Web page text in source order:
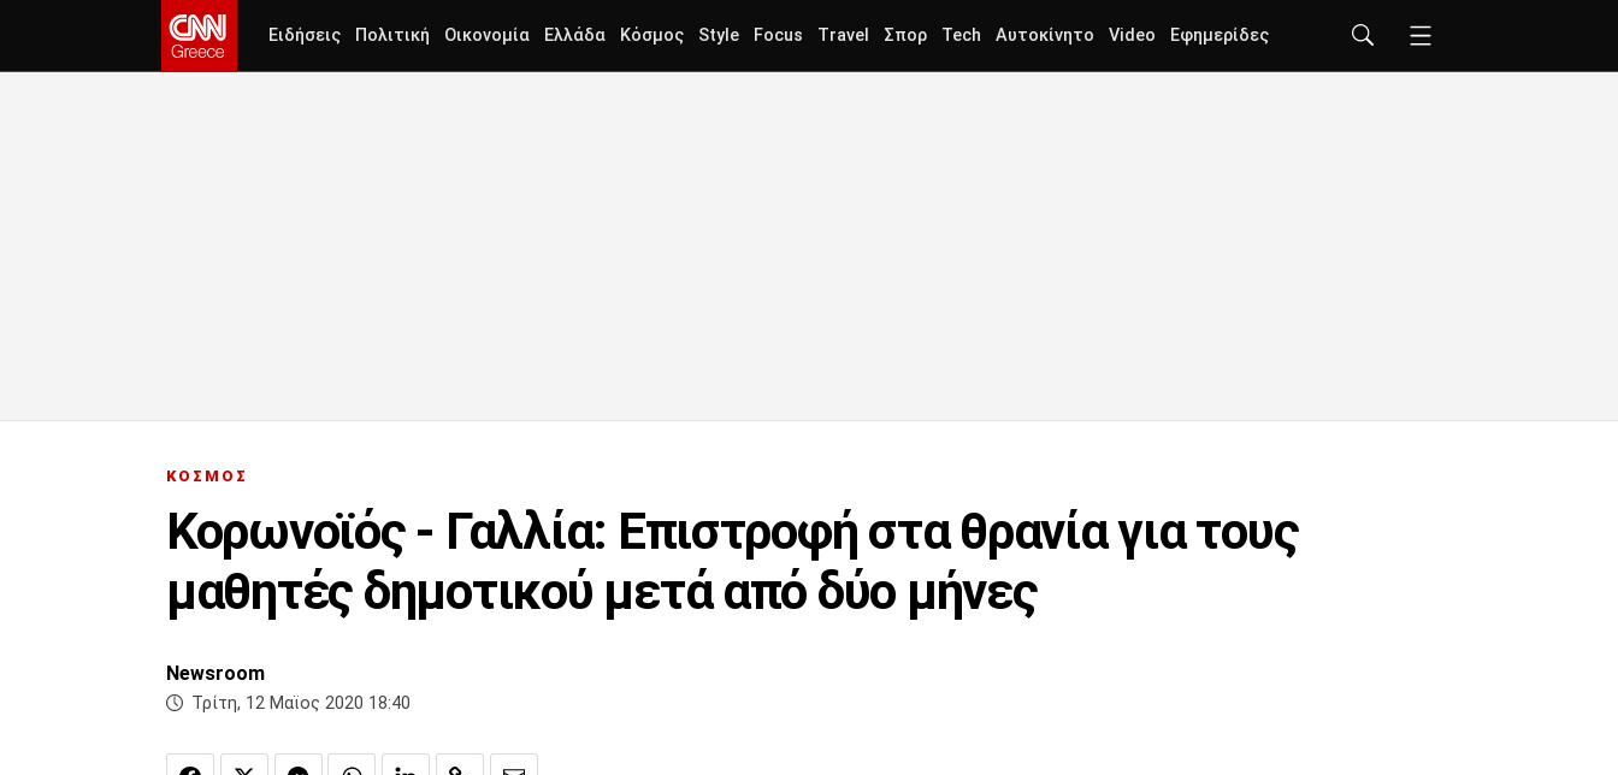
Ειδήσεις Πολιτική Οικονομία Ελλάδα Κόσμος Style Focus Travel Σπορ Tech Αυτοκίνητο Video Εφημερίδες
ΚΟΣΜΟΣ
Κορωνοϊός - Γαλλία: Επιστροφή στα θρανία για τους
μαθητές δημοτικού μετά από δύο μήνες
Newsroom
Τρίτη, 12 Μαϊος 2020 18:40